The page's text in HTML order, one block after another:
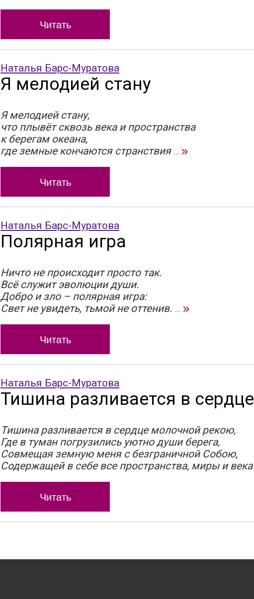
Читать
Наталья Барс-Муратова
Я мелодией стану
Я мелодией стану,
что плывёт сквозь века и пространства
к берегам океана,
где земные кончаются странствия ...
Читать
Наталья Барс-Муратова
Полярная игра
Ничто не происходит просто так.
Всё служит эволюции души.
Добро и зло – полярная игра:
Свет не увидеть, тьмой не оттенив. ...
Читать
Наталья Барс-Муратова
Тишина разливается в сердце
Тишина разливается в сердце молочной рекою,
Где в туман погрузились уютно души берега,
Совмещая земную меня с безграничной Собою,
Содержащей в себе все пространства, миры и века
Читать